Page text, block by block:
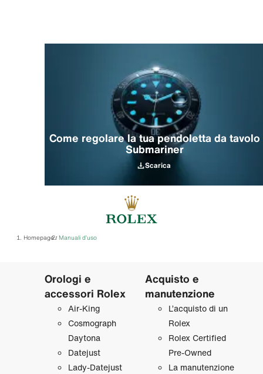
Come regolare la tua pendoletta da tavolo
Submariner
Scarica
Homepage/ Manuali d’uso
Orologi e
accessori Rolex
Air‑King
Cosmograph
Daytona
Datejust
Lady‑Datejust
Acquisto e
manutenzione
L’acquisto di un
Rolex
Rolex Certified
Pre‑Owned
La manutenzione